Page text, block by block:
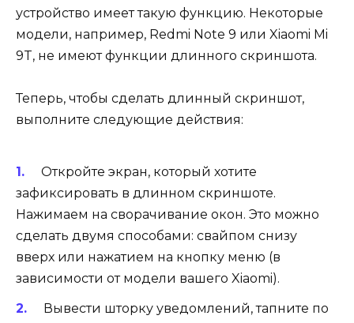
устройство имеет такую функцию. Некоторые
модели, например, Redmi Note 9 или Xiaomi Mi
9T, не имеют функции длинного скриншота.
Теперь, чтобы сделать длинный скриншот,
выполните следующие действия:
Откройте экран, который хотите
зафиксировать в длинном скриншоте.
Нажимаем на сворачивание окон. Это можно
сделать двумя способами: свайпом снизу
вверх или нажатием на кнопку меню (в
зависимости от модели вашего Xiaomi).
Вывести шторку уведомлений, тапните по